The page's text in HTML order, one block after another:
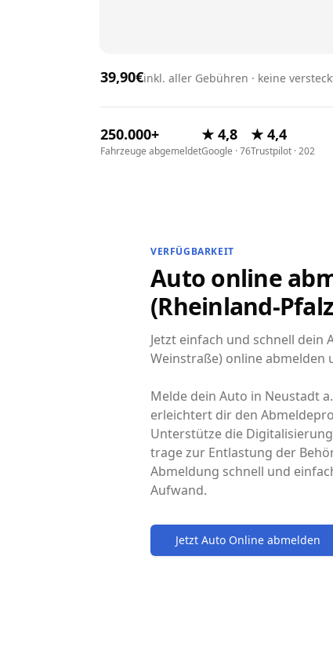
39,90€inkl. aller Gebühren · keine
250.000+
Fahrzeuge abgemeldet
★ 4,8
Google · 76
★ 4,4
Trustpilot · 202
VERFÜGBARKEIT
Auto online
(Rheinland-
Jetzt einfach und schnell dein
Weinstraße) online abmelden
Melde dein Auto in Neustadt
erleichtert dir den
Unterstütze die
trage zur Entlastung der
Abmeldung schnell und
Aufwand.
Jetzt Auto Online abmelden